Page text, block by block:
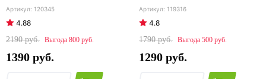
120345
4.88
2190
800
1390
119316
4.8
1790
500
1290